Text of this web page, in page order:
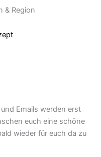
& Region
Emails werden erst
euch eine schöne
wieder für euch da zu